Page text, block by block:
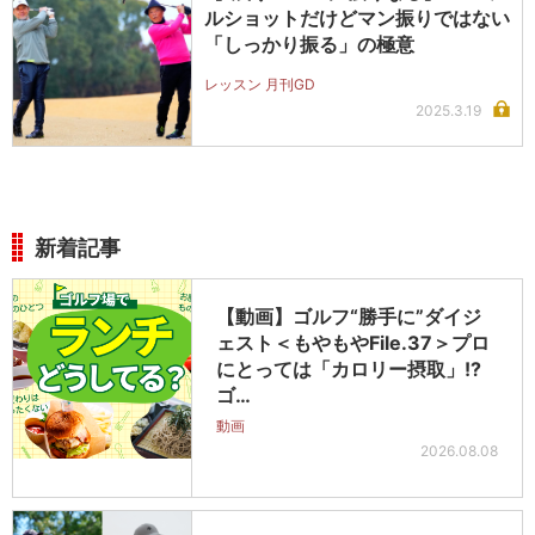
ルショットだけどマン振りではない
「しっかり振る」の極意
レッスン 月刊GD
2025.3.19
新着記事
【動画】ゴルフ“勝手に”ダイジ
ェスト＜もやもやFile.37＞プロ
にとっては「カロリー摂取」!?
ゴ…
動画
2026.08.08